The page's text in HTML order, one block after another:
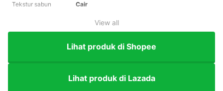
Tekstur sabun Cair
View all
Lihat produk di Shopee
Lihat produk di Lazada